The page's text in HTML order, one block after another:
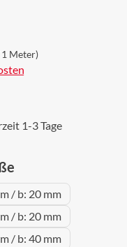
1 Meter)
1-3 Tage
/ b: 20 mm
/ b: 20 mm
/ b: 40 mm